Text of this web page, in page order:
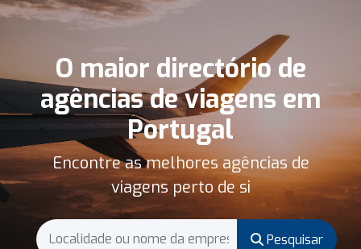
O maior directório de
agências de viagens em
Portugal
Encontre as melhores agências de
viagens perto de si
Pesquisar